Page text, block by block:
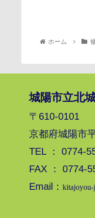
ホーム
城陽市立北
〒610-0101
京都府城陽市
TEL ： 0774-
FAX ： 0774-
Email： kitajoyou-